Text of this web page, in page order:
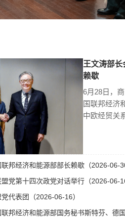
王文涛部
赖歇
6月28日，
国联邦经济
中欧经贸关
邦经济和能源部部长赖歇（2026-06-
党第十四次政党对话举行（2026-06-
代表团（2026-06-16）
邦经济和能源部国务秘书斯特芬、德